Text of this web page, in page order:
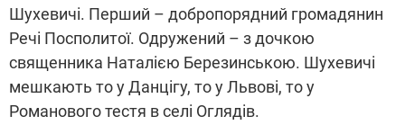
Шухевичі. Перший – добропорядний громадянин
Речі Посполитої. Одружений – з дочкою
священника Наталією Березинською. Шухевичі
мешкають то у Данцігу, то у Львові, то у
Романового тестя в селі Оглядів.